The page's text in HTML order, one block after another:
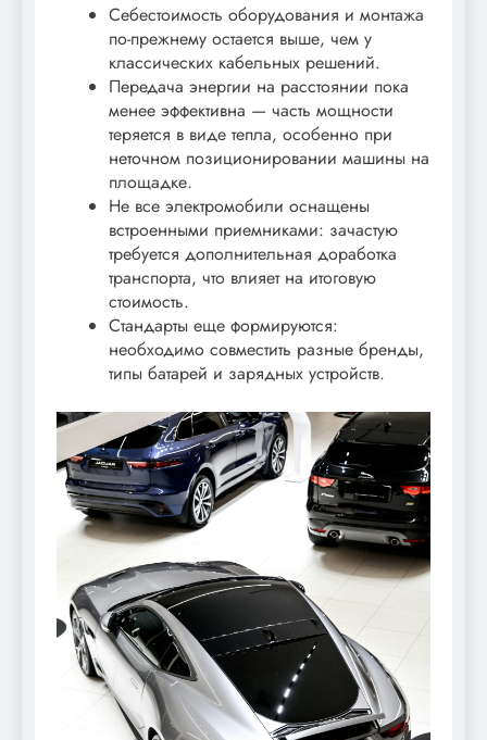
Себестоимость оборудования и монтажа
по-прежнему остается выше, чем у
классических кабельных решений.
Передача энергии на расстоянии пока
менее эффективна — часть мощности
теряется в виде тепла, особенно при
неточном позиционировании машины на
площадке.
Не все электромобили оснащены
встроенными приемниками: зачастую
требуется дополнительная доработка
транспорта, что влияет на итоговую
стоимость.
Стандарты еще формируются:
необходимо совместить разные бренды,
типы батарей и зарядных устройств.